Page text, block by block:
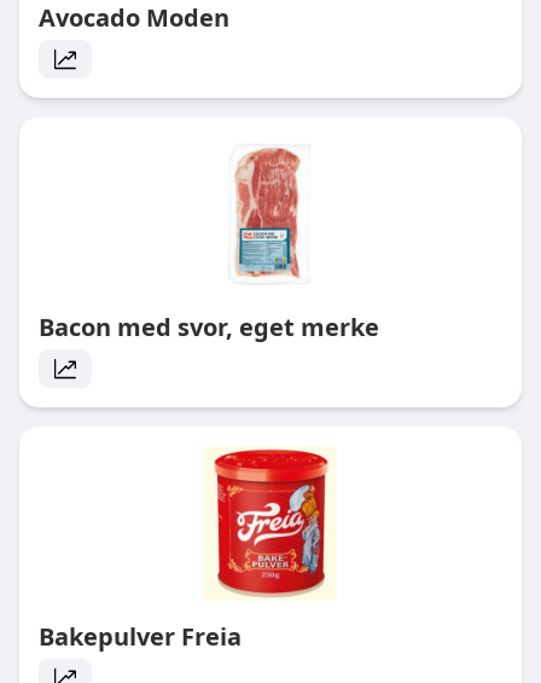
Avocado Moden
Bacon med svor, eget merke
Bakepulver Freia